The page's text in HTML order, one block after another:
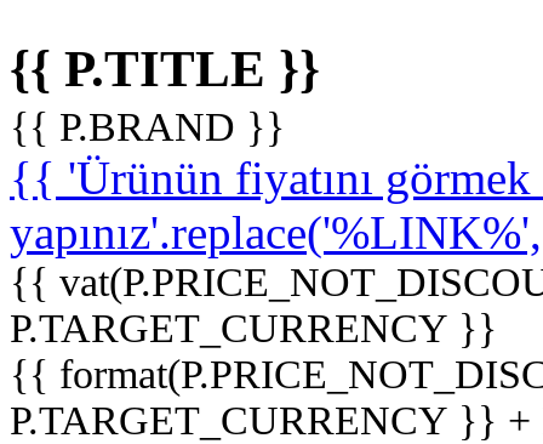
{{ P.TITLE }}
{{ P.BRAND }}
{{ 'Ürünün fiyatını
{{
P.TARGET_CURRENCY }}
{{
P.TARGET_CURRENCY }}